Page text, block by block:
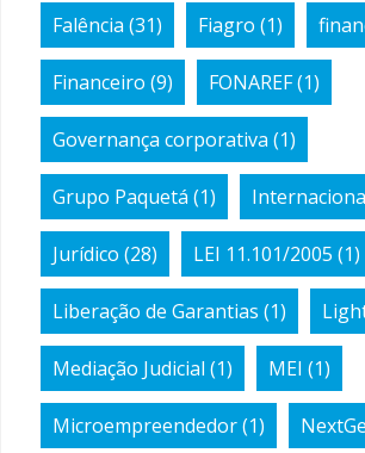
Falência (31) Fiagro (1)
Financeiro (9) FONAREF(1)
Governança corporativa (1)
Grupo Paquetá (1)
Jurídico (28) LEI 11.101/2005 (1)
Liberação de Garantias (1)
Mediação Judicial (1) MEI (1)
Microempreendedor(1)